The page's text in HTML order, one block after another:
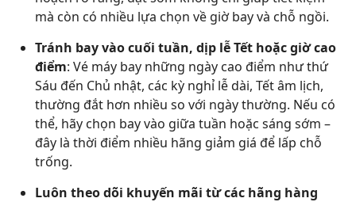
mà còn có nhiều lựa chọn về giờ bay và chỗ ngồi.
Tránh bay vào cuối tuần, dịp lễ Tết hoặc giờ cao
điểm: Vé máy bay những ngày cao điểm như thứ
Sáu đến Chủ nhật, các kỳ nghỉ lễ dài, Tết âm lịch,
thường đắt hơn nhiều so với ngày thường. Nếu có
thể, hãy chọn bay vào giữa tuần hoặc sáng sớm –
đây là thời điểm nhiều hãng giảm giá để lấp chỗ
trống.
Luôn theo dõi khuyến mãi từ các hãng hàng